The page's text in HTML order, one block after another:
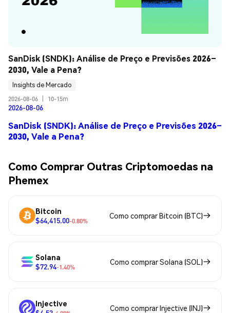
SanDisk (SNDK): Análise de Preço e Previsões 2026–
2030, Vale a Pena?
Insights de Mercado
2026-08-06
10-15m
2026-08-06
SanDisk (SNDK): Análise de Preço e Previsões 2026–
2030, Vale a Pena?
Como Comprar Outras Criptomoedas na
Phemex
Bitcoin
$64,415.00-0.80%
Como comprar Bitcoin (BTC)
Solana
$72.94-1.40%
Como comprar Solana (SOL)
Injective
Como comprar Injective (INJ)